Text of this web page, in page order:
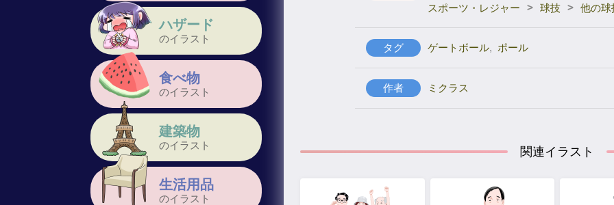
ハザード
のイラスト
食べ物
のイラスト
建築物
のイラスト
生活用品
のイラスト
スポーツ・レジャー
> 球技 > 他の球
タグ ゲートボール, ポール
作者 ミクラス
関連イラスト